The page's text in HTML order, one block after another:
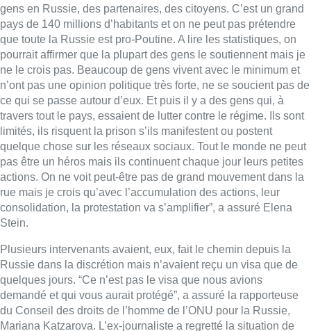
gens en Russie, des partenaires, des citoyens. C’est un grand
pays de 140 millions d’habitants et on ne peut pas prétendre
que toute la Russie est pro-Poutine. A lire les statistiques, on
pourrait affirmer que la plupart des gens le soutiennent mais je
ne le crois pas. Beaucoup de gens vivent avec le minimum et
n’ont pas une opinion politique très forte, ne se soucient pas de
ce qui se passe autour d’eux. Et puis il y a des gens qui, à
travers tout le pays, essaient de lutter contre le régime. Ils sont
limités, ils risquent la prison s’ils manifestent ou postent
quelque chose sur les réseaux sociaux. Tout le monde ne peut
pas être un héros mais ils continuent chaque jour leurs petites
actions. On ne voit peut-être pas de grand mouvement dans la
rue mais je crois qu’avec l’accumulation des actions, leur
consolidation, la protestation va s’amplifier”, a assuré Elena
Stein.
Plusieurs intervenants avaient, eux, fait le chemin depuis la
Russie dans la discrétion mais n’avaient reçu un visa que de
quelques jours. “Ce n’est pas le visa que nous avions
demandé et qui vous aurait protégé”, a assuré la rapporteuse
du Conseil des droits de l’homme de l’ONU pour la Russie,
Mariana Katzarova. L’ex-journaliste a regretté la situation de